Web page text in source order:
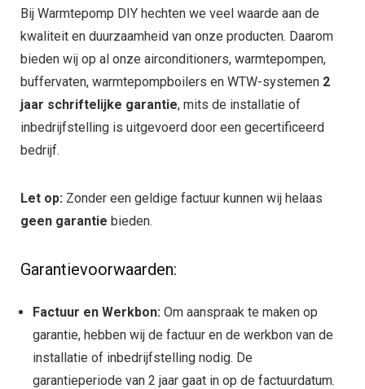
Bij Warmtepomp DIY hechten we veel waarde aan de
kwaliteit en duurzaamheid van onze producten. Daarom
bieden wij op al onze airconditioners, warmtepompen,
buffervaten, warmtepompboilers en WTW-systemen 2
jaar schriftelijke garantie, mits de installatie of
inbedrijfstelling is uitgevoerd door een gecertificeerd
bedrijf.
Let op: Zonder een geldige factuur kunnen wij helaas
geen garantie bieden.
Garantievoorwaarden:
Factuur en Werkbon: Om aanspraak te maken op
garantie, hebben wij de factuur en de werkbon van de
installatie of inbedrijfstelling nodig. De
garantieperiode van 2 jaar gaat in op de factuurdatum.